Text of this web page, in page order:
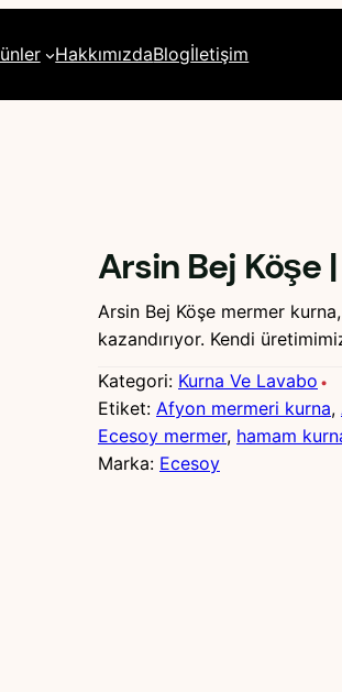
HakkımızdaBlogİletişim
Arsin Bej Köşe
Arsin Bej Köşe mermer
kazandırıyor. Kendi
Kategori: Kurna Ve Lavabo
Etiket: Afyon mermeri kurna,
Ecesoy mermer, hamam
Marka: Ecesoy